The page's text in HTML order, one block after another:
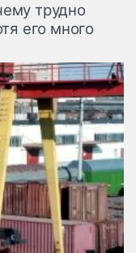
трудно
его много